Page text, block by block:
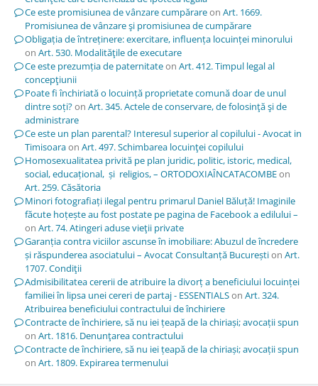
Ce este promisiunea de vânzare cumpărareon Art. 1669.
Promisiunea de vânzare şi promisiunea de cumpărare
Obligația de întreținere: exercitare, influența locuinței minorului
on Art. 530. Modalităţile de executare
Ce este prezumția de paternitateon Art. 412. Timpul legal al
concepţiunii
Poate fi închiriată o locuință proprietate comună doar de unul
dintre soți?on Art. 345. Actele de conservare, de folosinţă şi de
administrare
Ce este un plan parental? Interesul superior al copilului - Avocat in
Timisoaraon Art. 497. Schimbarea locuinţei copilului
Homosexualitatea privită pe plan juridic, politic, istoric, medical,
social, educațional, și religios, – ORTODOXIAÎNCATACOMBEon
Art. 259. Căsătoria
Minori fotografiați ilegal pentru primarul Daniel Băluță! Imaginile
făcute hoțește au fost postate pe pagina de Facebook a edilului –
on Art. 74. Atingeri aduse vieţii private
Garanția contra viciilor ascunse în imobiliare: Abuzul de încredere
și răspunderea asociatului – Avocat Consultanță Bucureștion Art.
1707. Condiţii
Admisibilitatea cererii de atribuire la divorț a beneficiului locuinței
familiei în lipsa unei cereri de partaj - ESSENTIALSon Art. 324.
Atribuirea beneficiului contractului de închiriere
Contracte de închiriere, să nu iei țeapă de la chiriași; avocații spun
on Art. 1816. Denunţarea contractului
Contracte de închiriere, să nu iei țeapă de la chiriași; avocații spun
on Art. 1809. Expirarea termenului